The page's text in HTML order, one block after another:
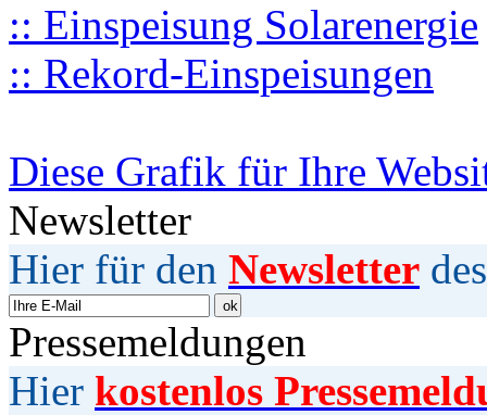
:: Einspeisung Solarenergie
:: Rekord-Einspeisungen
Diese Grafik für Ihre
Newsletter
Hier für den Newsletter
Pressemeldungen
Hier kostenlos